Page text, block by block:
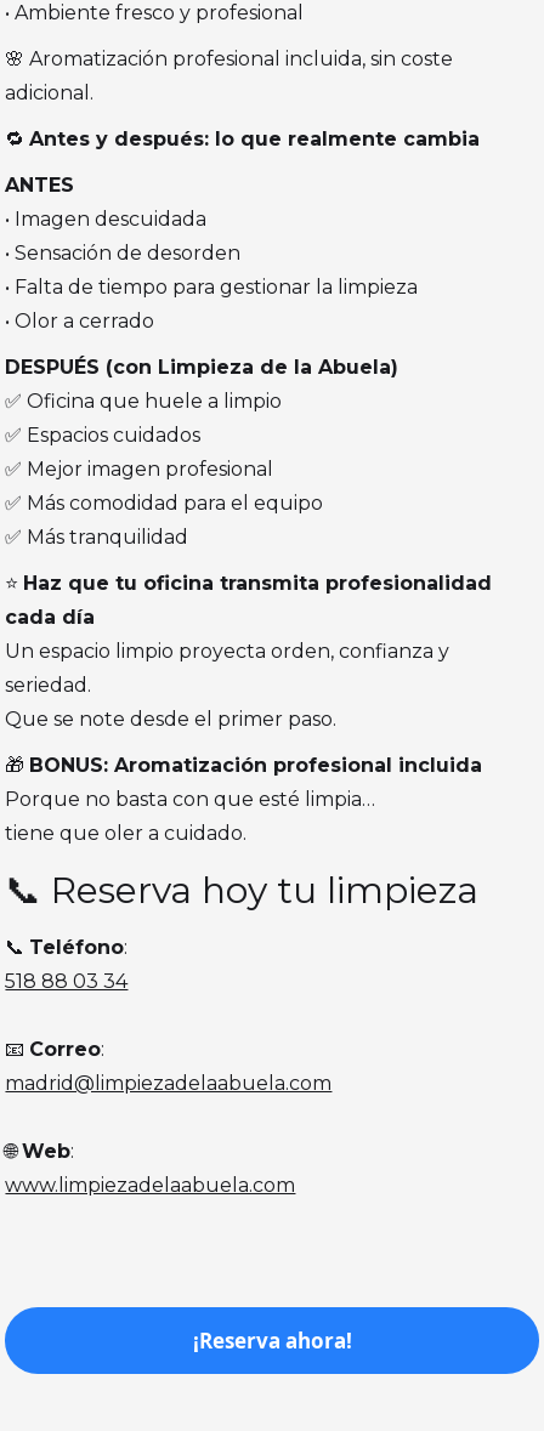
• Ambiente fresco y profesional
🌸 Aromatización profesional incluida, sin coste
adicional.
🔁Antes y después: lo que realmente cambia
ANTES
• Imagen descuidada
• Sensación de desorden
• Falta de tiempo para gestionar la limpieza
• Olor a cerrado
DESPUÉS (con Limpieza de la Abuela)
✅ Oficina que huele a limpio
✅ Espacios cuidados
✅ Mejor imagen profesional
✅ Más comodidad para el equipo
✅ Más tranquilidad
⭐ Haz que tu oficina transmita profesionalidad
cada día
Un espacio limpio proyecta orden, confianza y
seriedad.
Que se note desde el primer paso.
🎁 BONUS: Aromatización profesional incluida
Porque no basta con que esté limpia…
tiene que oler a cuidado.
📞 Reserva hoy tu limpieza
📞 Teléfono:
518 88 03 34
📧 Correo:
madrid@limpiezadelaabuela.com
🌐Web:
www.limpiezadelaabuela.com
¡Reserva ahora!